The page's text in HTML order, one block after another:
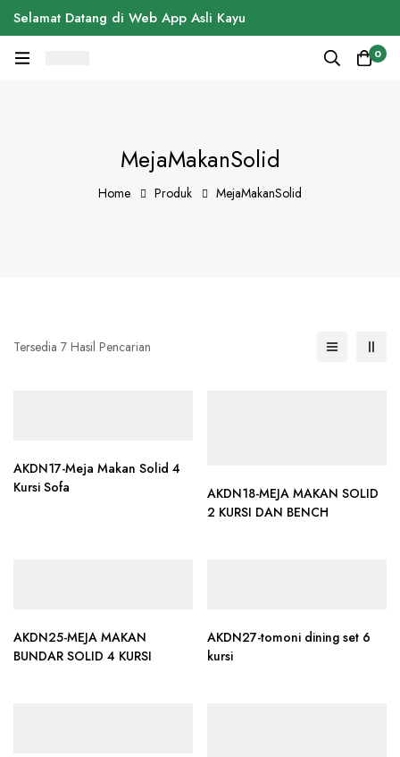
Selamat Datang di Web App Asli Kayu
0
MejaMakanSolid
Home Produk MejaMakanSolid
Tersedia 7 Hasil Pencarian
AKDN17-Meja Makan Solid 4
Kursi Sofa
AKDN18-MEJA MAKAN SOLID
2 KURSI DAN BENCH
AKDN25-MEJA MAKAN
BUNDAR SOLID 4 KURSI
AKDN27-tomoni dining set 6
kursi